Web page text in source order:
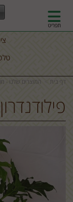
תפריט
דף בית המוצרים שלנו -